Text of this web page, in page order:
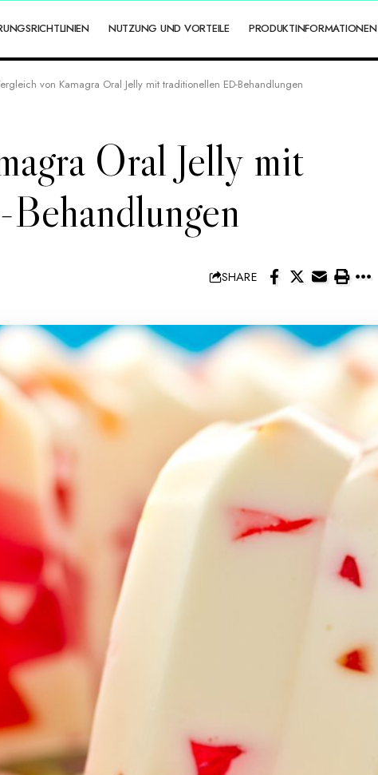
NUTZUNG UND VORTEILE PRODUKTINFORMATIONEN
von Kamagra Oral Jelly mit traditionellen ED-Behandlungen
Oral Jelly mit
SHARE